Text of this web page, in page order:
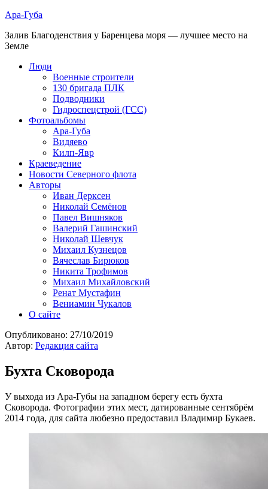
Ара-Губа
Залив Благоденствия у Баренцева моря — лучшее место на
Земле
Люди
Военные строители
130 бригада ПЛК
Подводники
Гидроспецстрой (ГСС)
Фотоальбомы
Ара-Губа
Видяево
Килп-Явр
Краеведение
Новости Северного флота
Авторы
Иван Дерксен
Николай Семёнов
Павел Вишняков
Валерий Гашинский
Николай Шевчук
Михаил Кузнецов
Вячеслав Бирюков
Никита Трофимов
Михаил Михайловский
Ренат Мустафин
Вениамин Чукалов
О сайте
Опубликовано: 27/10/2019
Автор: Редакция сайта
Бухта Сковорода
У выхода из Ара-Губы на западном берегу есть бухта
Сковорода. Фотографии этих мест, датированные сентябрём
2014 года, для сайта любезно предоставил Владимир Букаев.